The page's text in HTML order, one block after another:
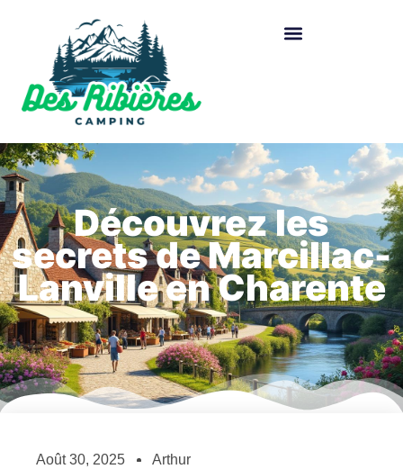
Découvrez les
secrets de Marcillac-
Lanville en Charente
Août 30, 2025 Arthur